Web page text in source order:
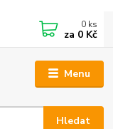
Menu
Hledat
0 ks
za 0 Kč